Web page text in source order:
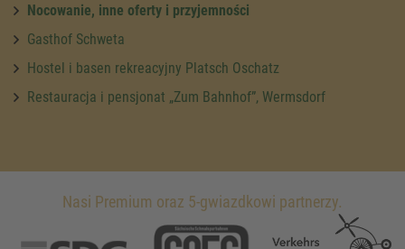
Nocowanie, inne oferty i przyjemności
Gasthof Schweta
Hostel i basen rekreacyjny Platsch Oschatz
Restauracja i pensjonat „Zum Bahnhof”, Wermsdorf
Nasi Premium oraz 5-gwiazdkowi partnerzy.